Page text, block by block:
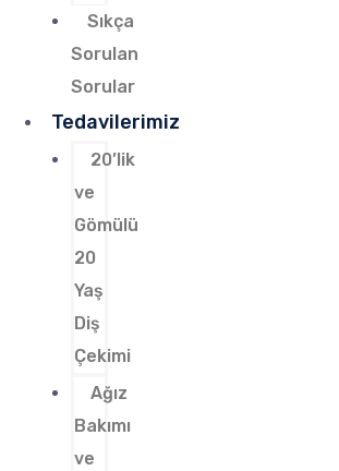
Sıkça
Sorulan
Sorular
Tedavilerimiz
20’lik
ve
Gömülü
20
Yaş
Diş
Çekimi
Ağız
Bakımı
ve